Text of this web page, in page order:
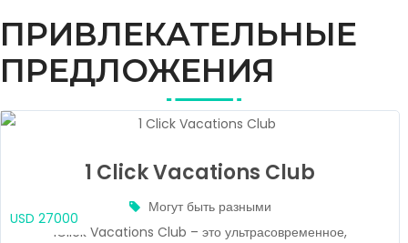
ПРИВЛЕКАТЕЛЬНЫЕ
ПРЕДЛОЖЕНИЯ
1 Click Vacations Club
Могут быть разными
1Click Vacations Club – это ультрасовременное,
USD 27000